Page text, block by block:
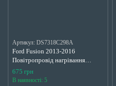
Артикул: DS7318C298A
Ford Fusion 2013-2016
Повітропровід нагрівання
салону оригінал DS7318C298A
675 грн
В наявності: 5